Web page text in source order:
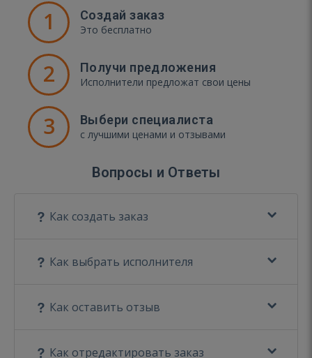
1 Создай заказ
Это бесплатно
2 Получи предложения
Исполнители предложат свои цены
3 Выбери специалиста
с лучшими ценами и отзывами
Вопросы и Ответы
Как создать заказ
Как выбрать исполнителя
Как оставить отзыв
Как отредактировать заказ